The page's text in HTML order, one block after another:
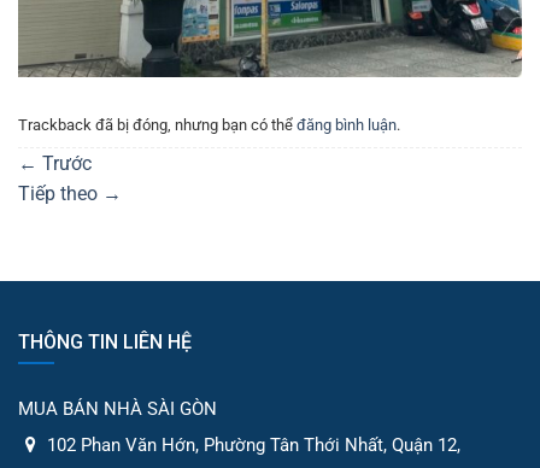
Trackback đã bị đóng, nhưng bạn có thể đăng bình luận.
← Trước
Tiếp theo →
THÔNG TIN LIÊN HỆ
MUA BÁN NHÀ SÀI GÒN
102 Phan Văn Hớn, Phường Tân Thới Nhất, Quận 12,